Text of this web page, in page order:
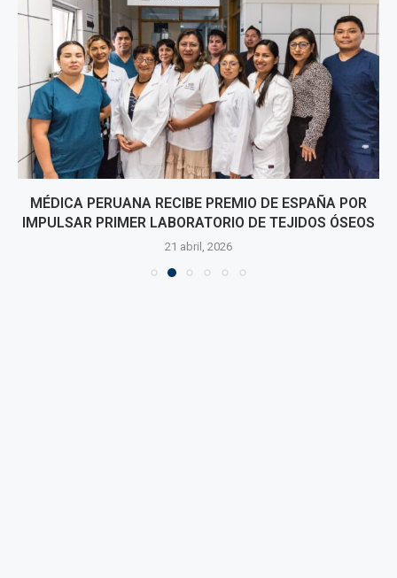
MÉDICA PERUANA RECIBE PREMIO DE ESPAÑA POR
IMPULSAR PRIMER LABORATORIO DE TEJIDOS ÓSEOS
21 abril, 2026